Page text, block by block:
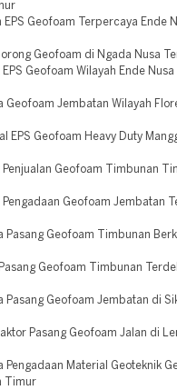
Geofoam Terpercaya Ende
Geofoam di Ngada Nusa
Geofoam Wilayah Ende
Geofoam Jembatan Wilayah
EPS Geofoam Heavy Duty
Geofoam Timbunan
Geofoam Jembatan
Pasang Geofoam Timbunan
Geofoam Timbunan
Pasang Geofoam Jembatan di
Pasang Geofoam Jalan di
Pengadaan Material Geoteknik
Timur